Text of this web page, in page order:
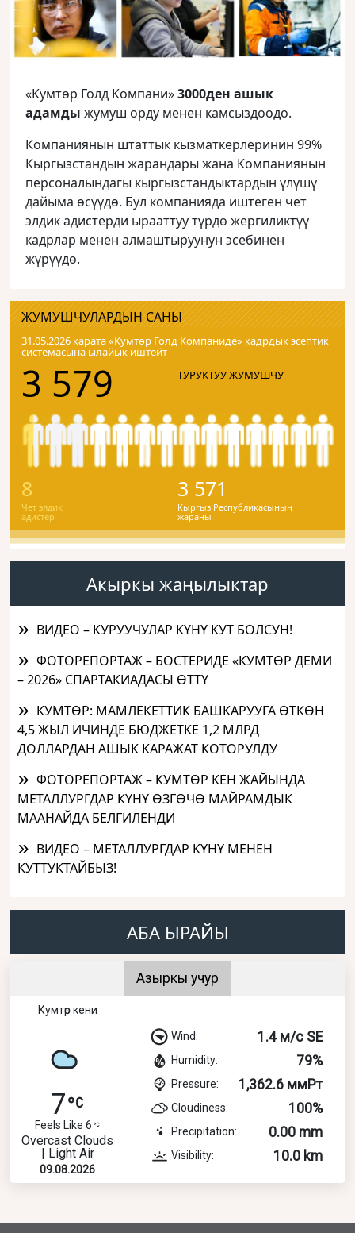
«Кумтөр Голд Компани»3000ден ашык
адамды жумуш орду менен камсыздоодо.
Компаниянын штаттык кызматкерлеринин 99%
Кыргызстандын жарандары жана Компаниянын
персоналындагы кыргызстандыктардын үлүшү
дайыма өсүүдө. Бул компанияда иштеген чет
элдик адистерди ырааттуу түрдө жергиликтүү
кадрлар менен алмаштыруунун эсебинен
жүрүүдө.
ЖУМУШЧУЛАРДЫН САНЫ
31.05.2026 карата «Кумтɵр Голд Компаниде» кадрдык эсептик
системасына ылайык иштейт
3 579 ТУРУКТУУ ЖУМУШЧУ
8
Чет элдик
адистер
3 571
Кыргыз Республикасынын
жараны
Акыркы жаңылыктар
ВИДЕО – КУРУУЧУЛАР КҮНҮ КУТ БОЛСУН!
ФОТОРЕПОРТАЖ – БОСТЕРИДЕ «КУМТӨР ДЕМИ
– 2026» СПАРТАКИАДАСЫ ӨТТҮ
КУМТӨР: МАМЛЕКЕТТИК БАШКАРУУГА ӨТКӨН
4,5 ЖЫЛ ИЧИНДЕ БЮДЖЕТКЕ 1,2 МЛРД
ДОЛЛАРДАН АШЫК КАРАЖАТ КОТОРУЛДУ
ФОТОРЕПОРТАЖ – КУМТӨР КЕН ЖАЙЫНДА
МЕТАЛЛУРГДАР КҮНҮ ӨЗГӨЧӨ МАЙРАМДЫК
МААНАЙДА БЕЛГИЛЕНДИ
ВИДЕО – МЕТАЛЛУРГДАР КҮНҮ МЕНЕН
КУТТУКТАЙБЫЗ!
АБА ЫРАЙЫ
Азыркы учур
Кумтөр кени
7
Feels Like 6
Overcast Clouds
| Light Air
09.08.2026
Wind: 1.4 м/с SE
Humidity: 79%
Pressure: 1,362.6 ммРт
Cloudiness: 100%
Precipitation: 0.00 mm
Visibility: 10.0 km